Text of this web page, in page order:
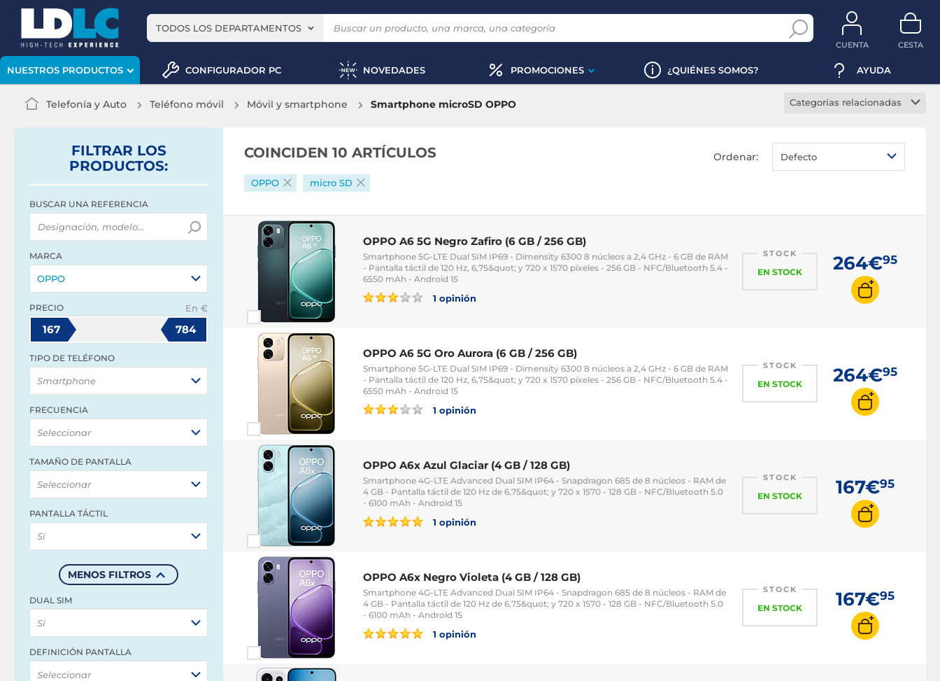
TODOS LOS DEPARTAMENTOS
CUENTA CESTA
NUESTROS PRODUCTOS CONFIGURADOR PC NOVEDADES PROMOCIONES ¿QUIÉNES SOMOS? AYUDA
Telefonía y Auto Teléfono móvil Móvil y smartphone Smartphone microSD OPPO
Categorías relacionadas
Smartphone gaming
Smartphone plegable
iPhone 16
iPhone 17
FILTRAR LOS
PRODUCTOS:
BUSCAR UNA REFERENCIA
MARCA
OPPO
PRECIO En €
167 784
TIPO DE TELÉFONO
Smartphone
FRECUENCIA
Seleccionar
TAMAÑO DE PANTALLA
Seleccionar
PANTALLA TÁCTIL
Sí
MENOS FILTROS
DUAL SIM
Sí
DEFINICIÓN PANTALLA
Seleccionar
COINCIDEN 10 ARTÍCULOS Ordenar: Defecto
OPPO micro SD
OPPO A6 5G Negro Zafiro (6 GB / 256 GB)
Smartphone 5G-LTE Dual SIM IP69 - Dimensity 6300 8 núcleos a 2,4 GHz - 6 GB de RAM
- Pantalla táctil de 120 Hz, 6,75&quot; y 720 x 1570 píxeles - 256 GB - NFC/Bluetooth 5.4 -
6550 mAh - Android 15
1 opinión
STOCK
EN STOCK 264€95
OPPO A6 5G Oro Aurora (6 GB / 256 GB)
Smartphone 5G-LTE Dual SIM IP69 - Dimensity 6300 8 núcleos a 2,4 GHz - 6 GB de RAM
- Pantalla táctil de 120 Hz, 6,75&quot; y 720 x 1570 píxeles - 256 GB - NFC/Bluetooth 5.4 -
6550 mAh - Android 15
1 opinión
STOCK
EN STOCK 264€95
OPPO A6x Azul Glaciar (4 GB / 128 GB)
Smartphone 4G-LTE Advanced Dual SIM IP64 - Snapdragon 685 de 8 núcleos - RAM de
4 GB - Pantalla táctil de 120 Hz de 6,75&quot; y 720 x 1570 - 128 GB - NFC/Bluetooth 5.0
- 6100 mAh - Android 15
1 opinión
STOCK
EN STOCK 167€95
OPPO A6x Negro Violeta (4 GB / 128 GB)
Smartphone 4G-LTE Advanced Dual SIM IP64 - Snapdragon 685 de 8 núcleos - RAM de
4 GB - Pantalla táctil de 120 Hz de 6,75&quot; y 720 x 1570 - 128 GB - NFC/Bluetooth 5.0
- 6100 mAh - Android 15
1 opinión
STOCK
EN STOCK 167€95